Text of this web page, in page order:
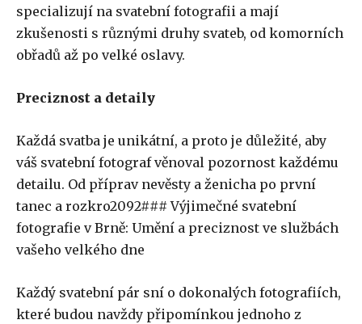
specializují na svatební fotografii a mají
zkušenosti s různými druhy svateb, od komorních
obřadů až po velké oslavy.
Preciznost a detaily
Každá svatba je unikátní, a proto je důležité, aby
váš svatební fotograf věnoval pozornost každému
detailu. Od příprav nevěsty a ženicha po první
tanec a rozkro2092### Výjimečné svatební
fotografie v Brně: Umění a preciznost ve službách
vašeho velkého dne
Každý svatební pár sní o dokonalých fotografiích,
které budou navždy připomínkou jednoho z